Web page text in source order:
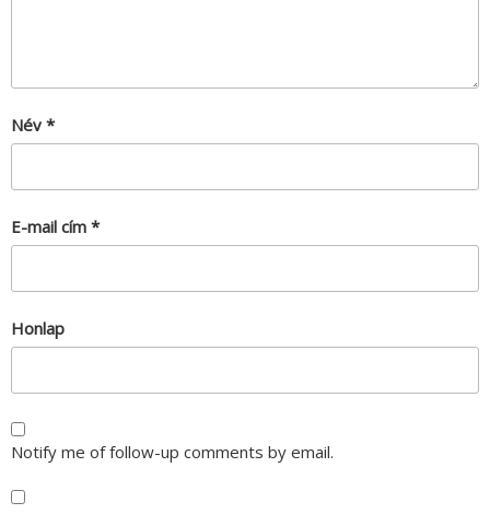
Név *
E-mail cím *
Honlap
Notify me of follow-up comments by email.